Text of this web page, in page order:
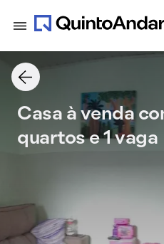
Casa à venda
quartos e 1 vaga